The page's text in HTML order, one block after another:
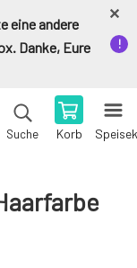
eine andere
Danke, Eure
Suche Korb